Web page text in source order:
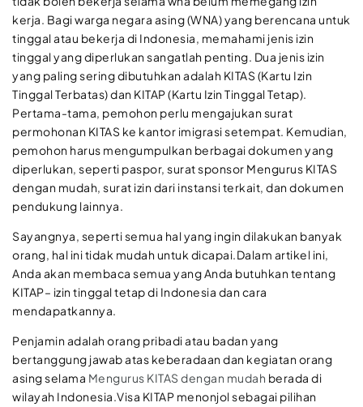
kerja. Bagi warga negara asing (WNA) yang berencana untuk
tinggal atau bekerja di Indonesia, memahami jenis izin
tinggal yang diperlukan sangatlah penting. Dua jenis izin
yang paling sering dibutuhkan adalah KITAS (Kartu Izin
Tinggal Terbatas) dan KITAP (Kartu Izin Tinggal Tetap).
Pertama-tama, pemohon perlu mengajukan surat
permohonan KITAS ke kantor imigrasi setempat. Kemudian,
pemohon harus mengumpulkan berbagai dokumen yang
diperlukan, seperti paspor, surat sponsor Mengurus KITAS
dengan mudah, surat izin dari instansi terkait, dan dokumen
pendukung lainnya.
Sayangnya, seperti semua hal yang ingin dilakukan banyak
orang, hal ini tidak mudah untuk dicapai.Dalam artikel ini,
Anda akan membaca semua yang Anda butuhkan tentang
KITAP– izin tinggal tetap di Indonesia dan cara
mendapatkannya.
Penjamin adalah orang pribadi atau badan yang
bertanggung jawab atas keberadaan dan kegiatan orang
asing selama Mengurus KITAS dengan mudah berada di
wilayah Indonesia.Visa KITAP menonjol sebagai pilihan